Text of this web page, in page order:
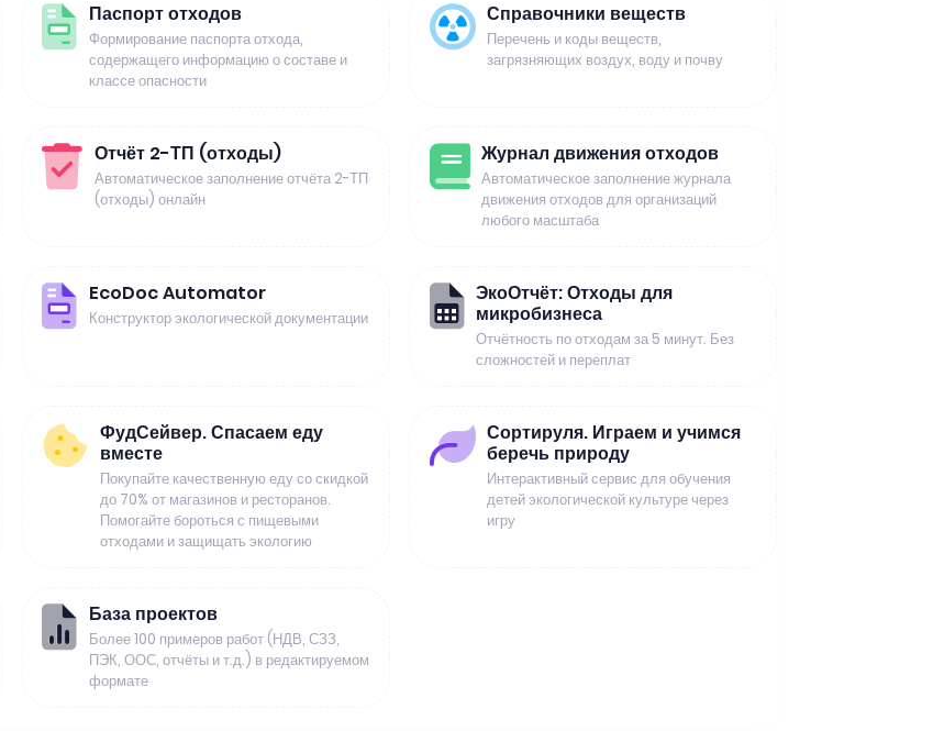
Паспорт отходов
Формирование паспорта отхода,
содержащего информацию о составе и
классе опасности
Справочники веществ
Перечень и коды веществ,
загрязняющих воздух, воду и почву
Отчёт 2-ТП (отходы)
Автоматическое заполнение отчёта 2-ТП
(отходы) онлайн
Журнал движения отходов
Автоматическое заполнение журнала
движения отходов для организаций
любого масштаба
EcoDoc Automator
Конструктор экологической документации
ЭкоОтчёт: Отходы для
микробизнеса
Отчётность по отходам за 5 минут. Без
сложностей и переплат
ФудСейвер. Спасаем еду
вместе
Покупайте качественную еду со скидкой
до 70% от магазинов и ресторанов.
Помогайте бороться с пищевыми
отходами и защищать экологию
Сортируля. Играем и учимся
беречь природу
Интерактивный сервис для обучения
детей экологической культуре через
игру
База проектов
Более 100 примеров работ (НДВ, СЗЗ,
ПЭК, ООС, отчёты и т.д.) в редактируемом
формате